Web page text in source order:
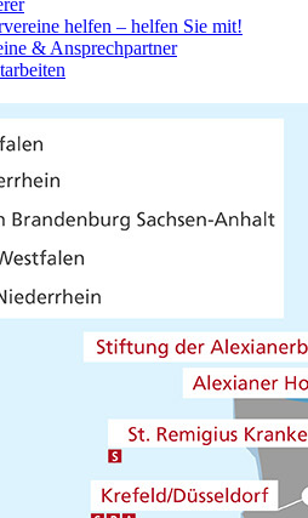
helfen – helfen Sie mit!
& Ansprechpartner